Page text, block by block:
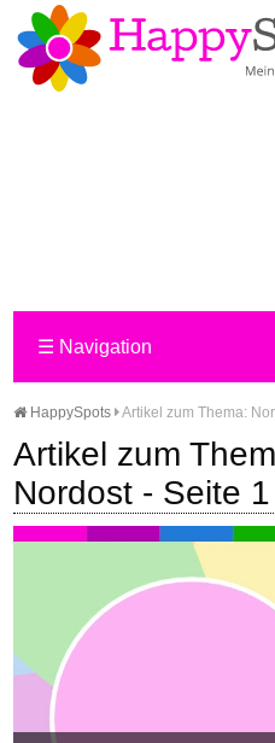
☰ Navigation
HappySpots Artikel zum Thema:
Artikel zum
Nordost - Seite 1